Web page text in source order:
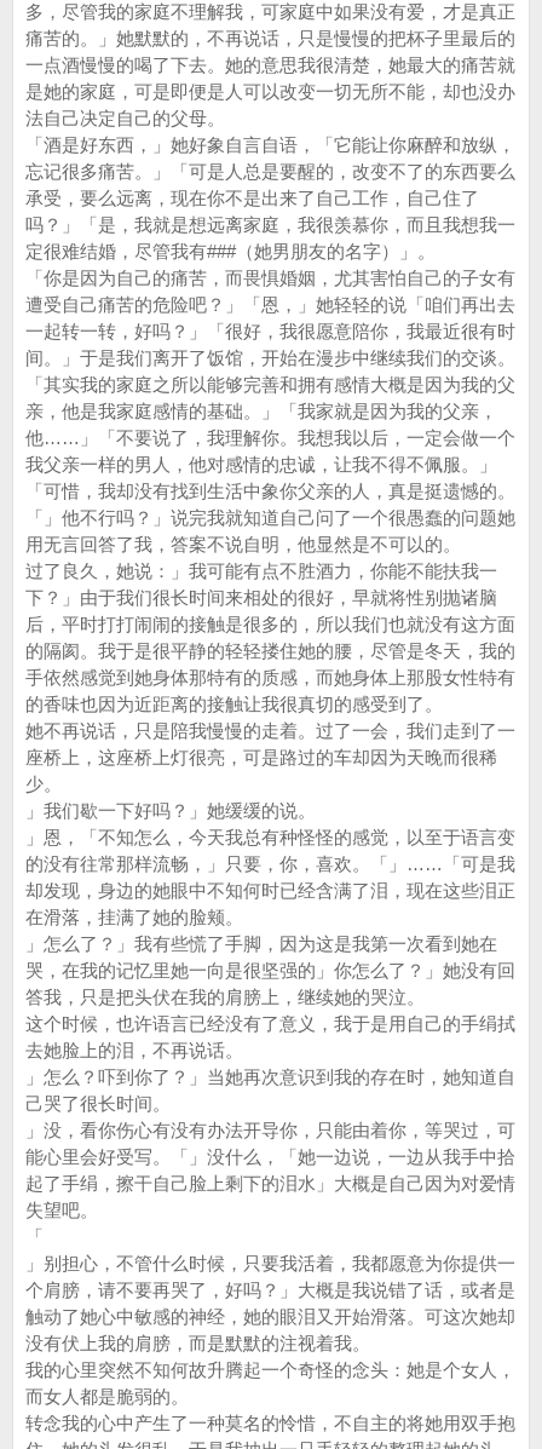
多，尽管我的家庭不理解我，可家庭中如果没有爱，才是真正
痛苦的。」她默默的，不再说话，只是慢慢的把杯子里最后的
一点酒慢慢的喝了下去。她的意思我很清楚，她最大的痛苦就
是她的家庭，可是即便是人可以改变一切无所不能，却也没办
法自己决定自己的父母。
「酒是好东西，」她好象自言自语，「它能让你麻醉和放纵，
忘记很多痛苦。」「可是人总是要醒的，改变不了的东西要么
承受，要么远离，现在你不是出来了自己工作，自己住了
吗？」「是，我就是想远离家庭，我很羡慕你，而且我想我一
定很难结婚，尽管我有###（她男朋友的名字）」。
「你是因为自己的痛苦，而畏惧婚姻，尤其害怕自己的子女有
遭受自己痛苦的危险吧？」「恩，」她轻轻的说「咱们再出去
一起转一转，好吗？」「很好，我很愿意陪你，我最近很有时
间。」于是我们离开了饭馆，开始在漫步中继续我们的交谈。
「其实我的家庭之所以能够完善和拥有感情大概是因为我的父
亲，他是我家庭感情的基础。」「我家就是因为我的父亲，
他……」「不要说了，我理解你。我想我以后，一定会做一个
我父亲一样的男人，他对感情的忠诚，让我不得不佩服。」
「可惜，我却没有找到生活中象你父亲的人，真是挺遗憾的。
「」他不行吗？」说完我就知道自己问了一个很愚蠢的问题她
用无言回答了我，答案不说自明，他显然是不可以的。
过了良久，她说：」我可能有点不胜酒力，你能不能扶我一
下？」由于我们很长时间来相处的很好，早就将性别抛诸脑
后，平时打打闹闹的接触是很多的，所以我们也就没有这方面
的隔阂。我于是很平静的轻轻搂住她的腰，尽管是冬天，我的
手依然感觉到她身体那特有的质感，而她身体上那股女性特有
的香味也因为近距离的接触让我很真切的感受到了。
她不再说话，只是陪我慢慢的走着。过了一会，我们走到了一
座桥上，这座桥上灯很亮，可是路过的车却因为天晚而很稀
少。
」我们歇一下好吗？」她缓缓的说。
」恩，「不知怎么，今天我总有种怪怪的感觉，以至于语言变
的没有往常那样流畅，」只要，你，喜欢。「」……「可是我
却发现，身边的她眼中不知何时已经含满了泪，现在这些泪正
在滑落，挂满了她的脸颊。
」怎么了？」我有些慌了手脚，因为这是我第一次看到她在
哭，在我的记忆里她一向是很坚强的」你怎么了？」她没有回
答我，只是把头伏在我的肩膀上，继续她的哭泣。
这个时候，也许语言已经没有了意义，我于是用自己的手绢拭
去她脸上的泪，不再说话。
」怎么？吓到你了？」当她再次意识到我的存在时，她知道自
己哭了很长时间。
」没，看你伤心有没有办法开导你，只能由着你，等哭过，可
能心里会好受写。「」没什么，「她一边说，一边从我手中拾
起了手绢，擦干自己脸上剩下的泪水」大概是自己因为对爱情
失望吧。
「
」别担心，不管什么时候，只要我活着，我都愿意为你提供一
个肩膀，请不要再哭了，好吗？」大概是我说错了话，或者是
触动了她心中敏感的神经，她的眼泪又开始滑落。可这次她却
没有伏上我的肩膀，而是默默的注视着我。
我的心里突然不知何故升腾起一个奇怪的念头：她是个女人，
而女人都是脆弱的。
转念我的心中产生了一种莫名的怜惜，不自主的将她用双手抱